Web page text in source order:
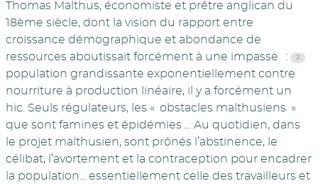
Thomas Malthus, économiste et prêtre anglican du
18ème siècle, dont la vision du rapport entre
croissance démographique et abondance de
ressources aboutissait forcément à une impasse :
population grandissante exponentiellement contre
nourriture à production linéaire, il y a forcément un
hic. Seuls régulateurs, les « obstacles malthusiens »
que sont famines et épidémies … Au quotidien, dans
le projet malthusien, sont prônés l’abstinence, le
célibat, l’avortement et la contraception pour encadrer
la population... essentiellement celle des travailleurs et